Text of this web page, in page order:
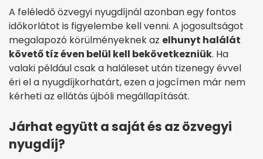
A feléledő özvegyi nyugdíjnál azonban egy fontos
időkorlátot is figyelembe kell venni. A jogosultságot
megalapozó körülményeknek az elhunyt halálát
követő tíz éven belül kell bekövetkezniük. Ha
valaki például csak a haláleset után tizenegy évvel
éri el a nyugdíjkorhatárt, ezen a jogcímen már nem
kérheti az ellátás újbóli megállapítását.
Járhat együtt a saját és az özvegyi
nyugdíj?